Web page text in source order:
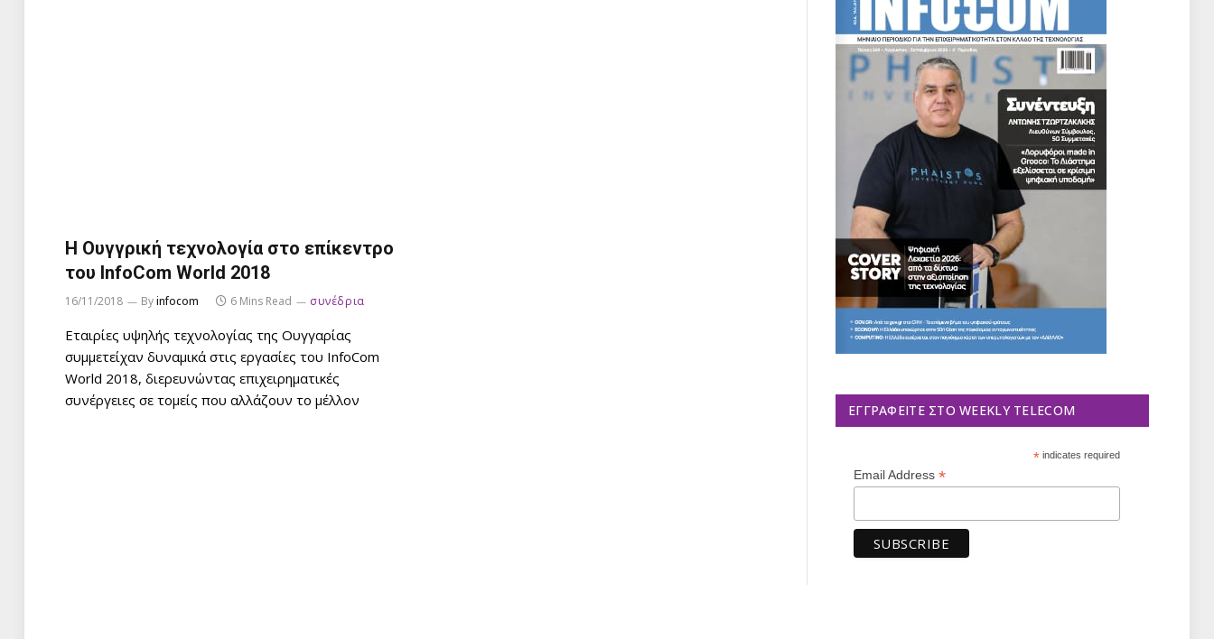
Η Ουγγρική τεχνολογία στο επίκεντρο
του InfoCom World 2018
16/11/2018 Byinfocom 6 Mins Read συνέδρια
Εταιρίες υψηλής τεχνολογίας της Ουγγαρίας
συμμετείχαν δυναμικά στις εργασίες του InfoCom
World 2018, διερευνώντας επιχειρηματικές
συνέργειες σε τομείς που αλλάζουν το μέλλον
ΕΓΓΡΑΦΕΊΤΕ ΣΤΟ WEEKLY TELECOM
*indicates required
Email Address *